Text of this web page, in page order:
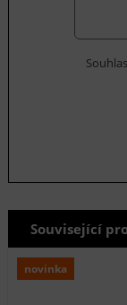
Související
novinka